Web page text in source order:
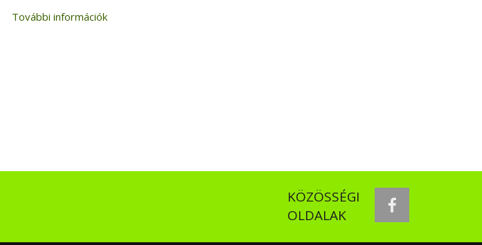
További információk
KÖZÖSSÉGI
OLDALAK
facebook